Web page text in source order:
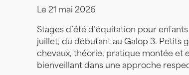
Le 21 mai 2026
Stages d’été d’équitation pour
juillet, du débutant au Galop 3. Petits
chevaux, théorie, pratique montée et
bienveillant dans une approche